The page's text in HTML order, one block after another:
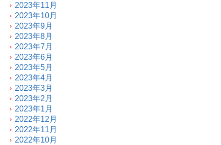
2023年11月
2023年10月
2023年9月
2023年8月
2023年7月
2023年6月
2023年5月
2023年4月
2023年3月
2023年2月
2023年1月
2022年12月
2022年11月
2022年10月